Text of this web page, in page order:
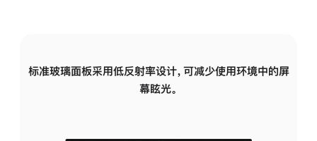
标准玻璃面板采用低反射率设计，可减少使用环境中的屏
幕眩光。